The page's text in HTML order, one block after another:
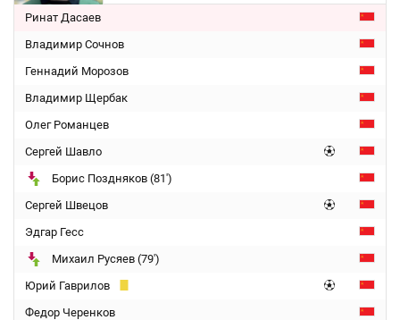
Ринат Дасаев
Владимир Сочнов
Геннадий Морозов
Владимир Щербак
Олег Романцев
Сергей Шавло
Борис Поздняков (81')
Сергей Швецов
Эдгар Гесс
Михаил Русяев (79')
Юрий Гаврилов
Федор Черенков